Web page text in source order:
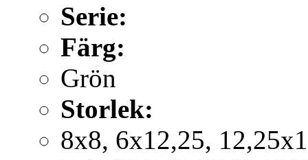
Serie:
Färg:
Grön
Storlek:
8x8, 6x12,25,